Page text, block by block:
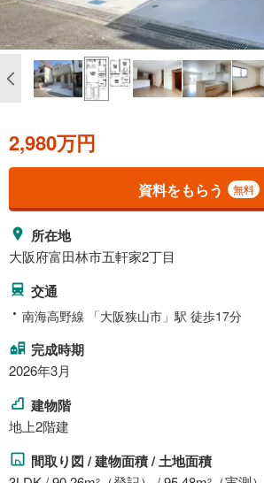
2,980万円
資料をもらう 無料
所在地
大阪府富田林市五軒家2丁目
交通
南海高野線 「大阪狭山市」駅 徒歩17分
完成時期
2026年3月
建物階
地上2階建
間取り図 / 建物面積 / 土地面積